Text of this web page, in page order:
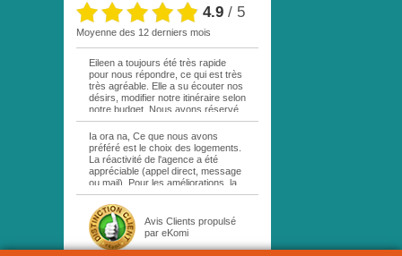
4.9 / 5
moyenne des 12 derniers mois
Eileen a toujours été très rapide
pour nous répondre, ce qui est très
très agréable. Elle a su écouter nos
désirs, modifier notre itinéraire selon
notre budget. Nous avons réservé
par mail une excursion sur votre
site. La personne responsable étant
en vacances, personne ne nous a
répondu. Au bout d une semaine,
remail de ma part, cette fois à Eileen
. Réponse rapide comme quoi cette
!!! Nous n avons pas pu bénéficier
du siège demandé dans l avion,
réservation faite plus d une année
avant notre voyage...comment on
fait du coup, les gens assis tout à l
Ia ora na, Ce que nous avons
préféré est le choix des logements.
La réactivité de l'agence a été
appréciable (appel direct, message
ou mail). Pour les améliorations, la
location de la voiture sur MOOREA
aurait été plus pratique en passant
directement par le service de
location de l'hôtel (Island beach).
Cela évite les aller-retour et perte
de temps associé (environ 2h).
Avis Clients propulsé
par eKomi